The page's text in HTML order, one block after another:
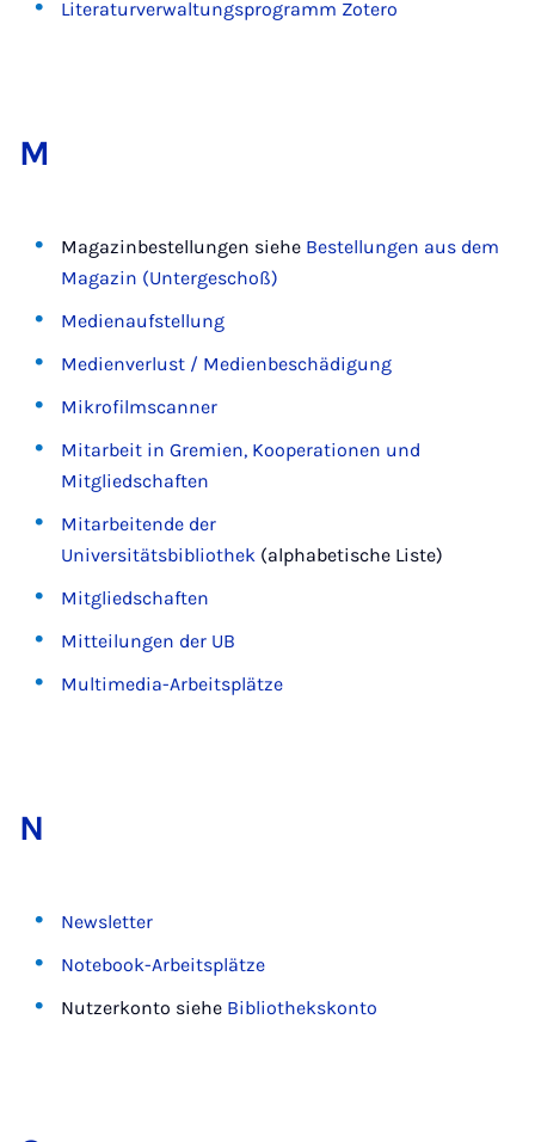
Literaturverwaltungsprogramm Zotero
M
Magazinbestellungen siehe Bestellungen aus dem
Magazin (Untergeschoß)
Medienaufstellung
Medienverlust / Medienbeschädigung
Mikrofilmscanner
Mitarbeit in Gremien, Kooperationen und
Mitgliedschaften
Mitarbeitende der
Universitätsbibliothek (alphabetische Liste)
Mitgliedschaften
Mitteilungen der UB
Multimedia-Arbeitsplätze
N
Newsletter
Notebook-Arbeitsplätze
Nutzerkonto siehe Bibliothekskonto